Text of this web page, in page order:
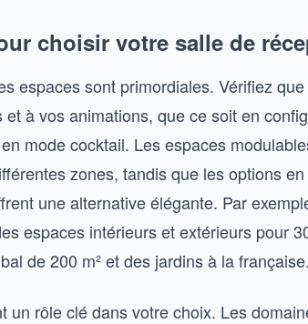
choisir votre salle de
espaces sont primordiales. Vérifiez
et à vos animations, que ce soit en
mode cocktail. Les espaces
zones, tandis que les options
une alternative élégante. Par
espaces intérieurs et extérieurs pour
de 200 m² et des jardins à la
un rôle clé dans votre choix. Les